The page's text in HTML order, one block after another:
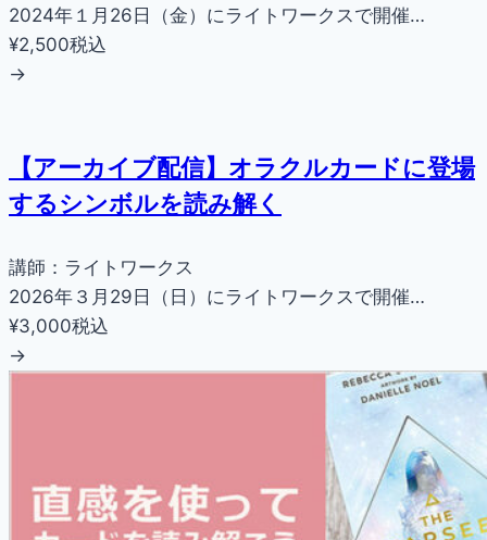
2024年１月26日（金）にライトワークスで開催…
¥2,500税込
→
【アーカイブ配信】オラクルカードに登場
するシンボルを読み解く
講師：ライトワークス
2026年３月29日（日）にライトワークスで開催…
¥3,000税込
→